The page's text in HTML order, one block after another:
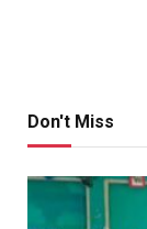
Don't Miss